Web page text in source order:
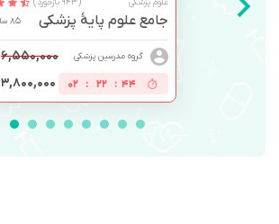
جامع علوم پایۀ پزشکی 85 ساعت
گروه مدرسین پزشکی ۶,۵۵۰,۰۰۰
44
:
22
:
02 ۳,۸۰۰,۰۰۰